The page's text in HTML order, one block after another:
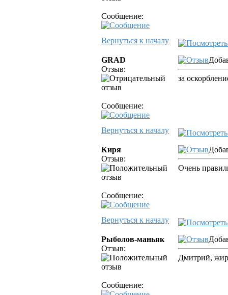
Сообщение:
Вернуться к началу
GRAD
Отзыв:
Сообщение:
за
Вернуться к началу
Киря
Отзыв:
Сообщение:
Очень
Вернуться к началу
Рыболов-маньяк
Отзыв:
Сообщение:
Дмитрий,